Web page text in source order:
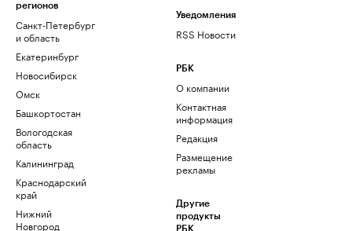
регионов
Санкт-Петербург
и область
Екатеринбург
Новосибирск
Омск
Башкортостан
Вологодская
область
Калининград
Краснодарский
край
Нижний
Новгород
Уведомления
RSS Новости
РБК
О компании
Контактная
информация
Редакция
Размещение
рекламы
Другие
продукты
РБК